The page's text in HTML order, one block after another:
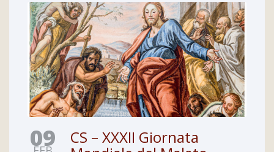
09 CS – XXXII Giornata